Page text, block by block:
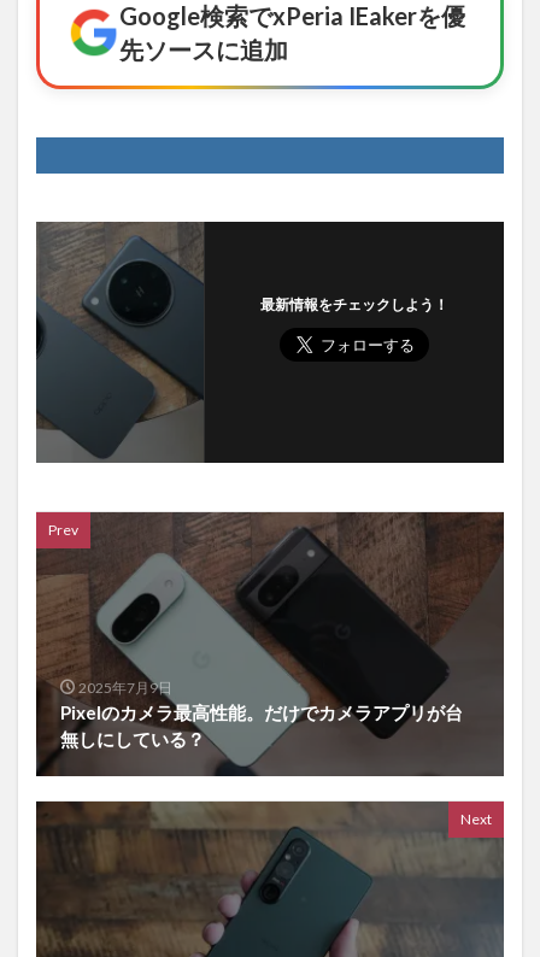
Google検索でxPeria IEakerを優
先ソースに追加
最新情報をチェックしよう！
Prev
2025年7月9日
Pixelのカメラ最高性能。だけでカメラアプリが台
無しにしている？
Next